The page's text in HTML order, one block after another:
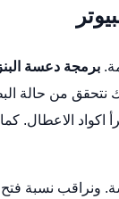
برمجة دعسة
نتحقق من حالة
اكواد الاعطال. كما
ونراقب نسبة فتح